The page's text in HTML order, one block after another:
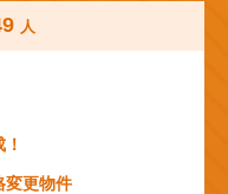
人
変更物件